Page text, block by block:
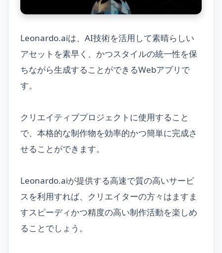
Leonardo.aiは、AI技術を活用して素晴らしい
アセットを素早く、かつスタイルの統一性を保
ちながら生成することができるWebアプリで
す。
クリエイティブプロジェクトに使用すること
で、本格的な制作物を効率的かつ簡単に完成さ
せることができます。
Leonardo.aiが提供する高速で質の高いサービ
スを利用すれば、クリエイターの方々はますま
すスピーディかつ精度の高い制作活動を楽しめ
ることでしょう。